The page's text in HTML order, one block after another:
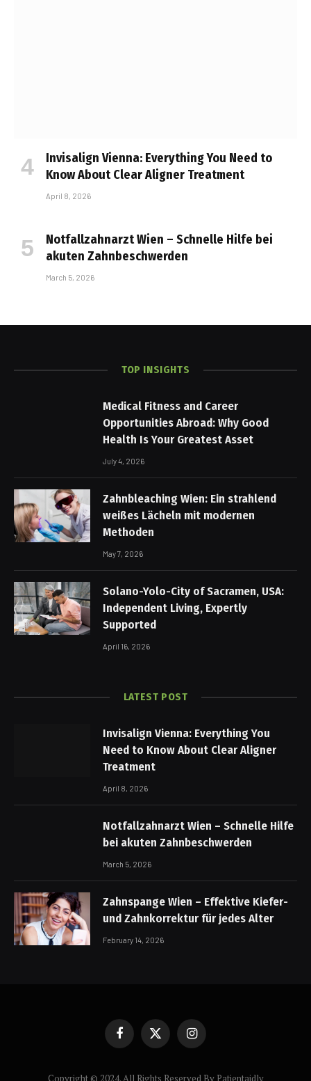
Invisalign Vienna: Everything You Need to
Know About Clear Aligner Treatment
April 8, 2026
Notfallzahnarzt Wien – Schnelle Hilfe bei
akuten Zahnbeschwerden
March 5, 2026
TOP INSIGHTS
Medical Fitness and Career
Opportunities Abroad: Why Good
Health Is Your Greatest Asset
July 4, 2026
Zahnbleaching Wien: Ein strahlend
weißes Lächeln mit modernen
Methoden
May 7, 2026
Solano-Yolo-City of Sacramen, USA:
Independent Living, Expertly
Supported
April 16, 2026
LATEST POST
Invisalign Vienna: Everything You
Need to Know About Clear Aligner
Treatment
April 8, 2026
Notfallzahnarzt Wien – Schnelle Hilfe
bei akuten Zahnbeschwerden
March 5, 2026
Zahnspange Wien – Effektive Kiefer-
und Zahnkorrektur für jedes Alter
February 14, 2026
FacebookX
(Twitter)
Instagram
Copyright © 2024. All Rights Reserved By Patientaidly